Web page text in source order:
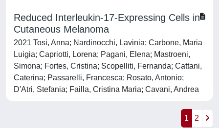
Reduced Interleukin-17-Expressing Cells in
Cutaneous Melanoma
2021 Tosi, Anna; Nardinocchi, Lavinia; Carbone, Maria
Luigia; Capriotti, Lorena; Pagani, Elena; Mastroeni,
Simona; Fortes, Cristina; Scopelliti, Fernanda; Cattani,
Caterina; Passarelli, Francesca; Rosato, Antonio;
D'Atri, Stefania; Failla, Cristina Maria; Cavani, Andrea
1 2